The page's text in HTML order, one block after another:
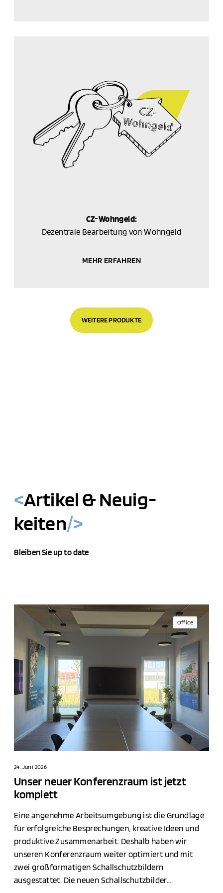
CZ-Wohngeld:
Dezentrale Bearbeitung von Wohngeld
MEHR ERFAHREN
WEITERE PRODUKTE
<Artikel & Neuig­
keiten/>
Bleiben Sie up to date
r
n
e
K
o
n
f
e
e
n
z
r
a
u
Office
24. Juni 2026
Unser neuer Konferenzraum ist jetzt
komplett
Eine angenehme Arbeitsumgebung ist die Grundlage
für erfolgreiche Besprechungen, kreative Ideen und
produktive Zusammenarbeit. Deshalb haben wir
unseren Konferenzraum weiter optimiert und mit
zwei großformatigen Schallschutzbildern
ausgestattet. Die neuen Schallschutzbilder…